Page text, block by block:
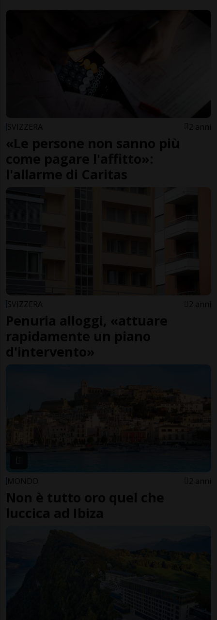
SVIZZERA 2 anni
«Le persone non sanno più
come pagare l'affitto»:
l'allarme di Caritas
SVIZZERA 2 anni
Penuria alloggi, «attuare
rapidamente un piano
d'intervento»
MONDO 2 anni
Non è tutto oro quel che
luccica ad Ibiza